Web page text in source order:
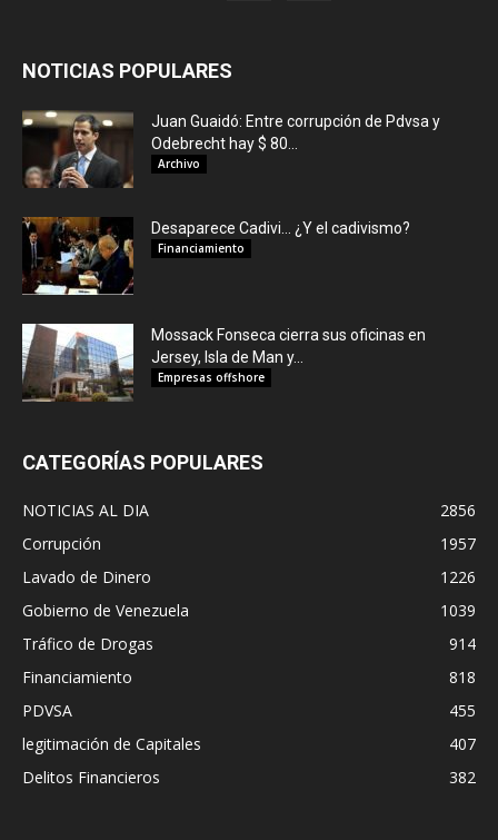
NOTICIAS POPULARES
Juan Guaidó: Entre corrupción de Pdvsa y
Odebrecht hay $ 80...
Archivo
Desaparece Cadivi… ¿Y el cadivismo?
Financiamiento
Mossack Fonseca cierra sus oficinas en
Jersey, Isla de Man y...
Empresas offshore
CATEGORÍAS POPULARES
NOTICIAS AL DIA
2856
Corrupción
1957
Lavado de Dinero
1226
Gobierno de Venezuela
1039
Tráfico de Drogas
914
Financiamiento
818
PDVSA
455
legitimación de Capitales
407
Delitos Financieros
382